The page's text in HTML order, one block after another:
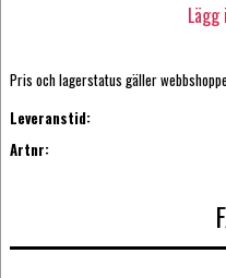
Pris och lagerstatus gäller
Leveranstid:
Artnr: